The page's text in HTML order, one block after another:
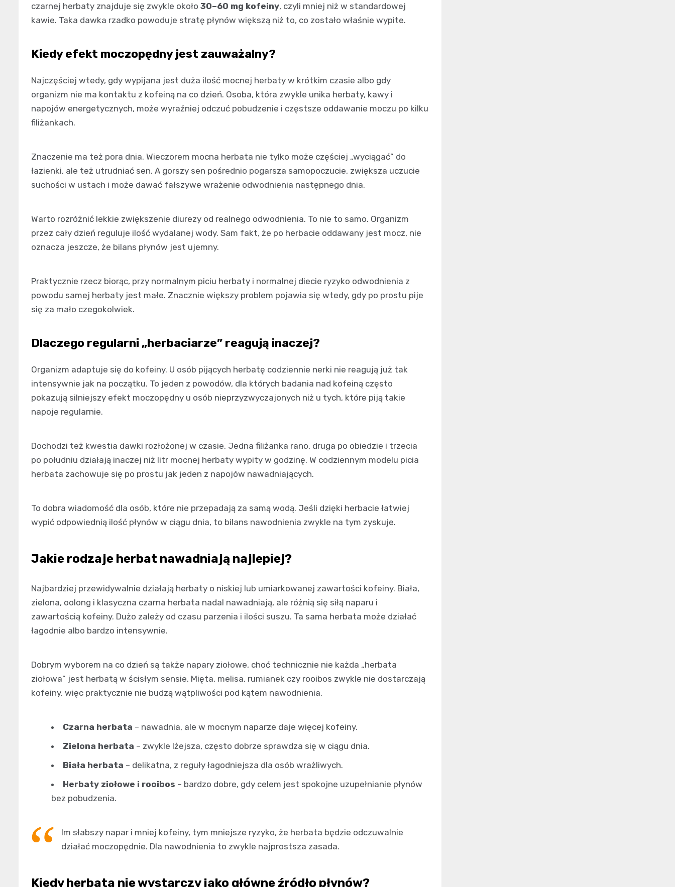
czarnej herbaty znajduje się zwykle około 30–60 mg kofeiny, czyli mniej niż w standardowej
kawie. Taka dawka rzadko powoduje stratę płynów większą niż to, co zostało właśnie wypite.
Kiedy efekt moczopędny jest zauważalny?
Najczęściej wtedy, gdy wypijana jest duża ilość mocnej herbaty w krótkim czasie albo gdy
organizm nie ma kontaktu z kofeiną na co dzień. Osoba, która zwykle unika herbaty, kawy i
napojów energetycznych, może wyraźniej odczuć pobudzenie i częstsze oddawanie moczu po kilku
filiżankach.
Znaczenie ma też pora dnia. Wieczorem mocna herbata nie tylko może częściej „wyciągać” do
łazienki, ale też utrudniać sen. A gorszy sen pośrednio pogarsza samopoczucie, zwiększa uczucie
suchości w ustach i może dawać fałszywe wrażenie odwodnienia następnego dnia.
Warto rozróżnić lekkie zwiększenie diurezy od realnego odwodnienia. To nie to samo. Organizm
przez cały dzień reguluje ilość wydalanej wody. Sam fakt, że po herbacie oddawany jest mocz, nie
oznacza jeszcze, że bilans płynów jest ujemny.
Praktycznie rzecz biorąc, przy normalnym piciu herbaty i normalnej diecie ryzyko odwodnienia z
powodu samej herbaty jest małe. Znacznie większy problem pojawia się wtedy, gdy po prostu pije
się za mało czegokolwiek.
Dlaczego regularni „herbaciarze” reagują inaczej?
Organizm adaptuje się do kofeiny. U osób pijących herbatę codziennie nerki nie reagują już tak
intensywnie jak na początku. To jeden z powodów, dla których badania nad kofeiną często
pokazują silniejszy efekt moczopędny u osób nieprzyzwyczajonych niż u tych, które piją takie
napoje regularnie.
Dochodzi też kwestia dawki rozłożonej w czasie. Jedna filiżanka rano, druga po obiedzie i trzecia
po południu działają inaczej niż litr mocnej herbaty wypity w godzinę. W codziennym modelu picia
herbata zachowuje się po prostu jak jeden z napojów nawadniających.
To dobra wiadomość dla osób, które nie przepadają za samą wodą. Jeśli dzięki herbacie łatwiej
wypić odpowiednią ilość płynów w ciągu dnia, to bilans nawodnienia zwykle na tym zyskuje.
Jakie rodzaje herbat nawadniają najlepiej?
Najbardziej przewidywalnie działają herbaty o niskiej lub umiarkowanej zawartości kofeiny. Biała,
zielona, oolong i klasyczna czarna herbata nadal nawadniają, ale różnią się siłą naparu i
zawartością kofeiny. Dużo zależy od czasu parzenia i ilości suszu. Ta sama herbata może działać
łagodnie albo bardzo intensywnie.
Dobrym wyborem na co dzień są także napary ziołowe, choć technicznie nie każda „herbata
ziołowa” jest herbatą w ścisłym sensie. Mięta, melisa, rumianek czy rooibos zwykle nie dostarczają
kofeiny, więc praktycznie nie budzą wątpliwości pod kątem nawodnienia.
Czarna herbata – nawadnia, ale w mocnym naparze daje więcej kofeiny.
Zielona herbata – zwykle lżejsza, często dobrze sprawdza się w ciągu dnia.
Biała herbata – delikatna, z reguły łagodniejsza dla osób wrażliwych.
Herbaty ziołowe i rooibos – bardzo dobre, gdy celem jest spokojne uzupełnianie płynów
bez pobudzenia.
Im słabszy napar i mniej kofeiny, tym mniejsze ryzyko, że herbata będzie odczuwalnie
działać moczopędnie. Dla nawodnienia to zwykle najprostsza zasada.
Kiedy herbata nie wystarczy jako główne źródło płynów?